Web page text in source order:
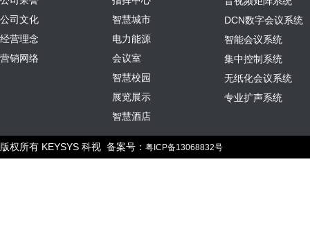
版权所有 KEYSYS 科视 备案号： 粤ICP备13068832号
智慧城市
电力能源
会议室
智慧校园
展览展示
智慧酒店
公司文化
经营理念
营销网络
DCN数字会议系统
智能会议系统
集中控制系统
无纸化会议系统
专业扩声系统